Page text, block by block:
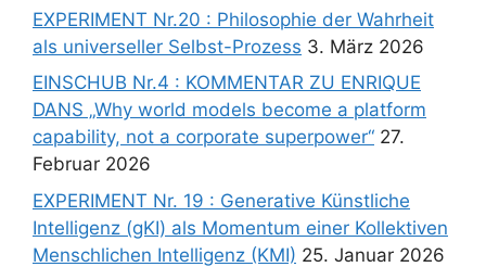
EXPERIMENT Nr.20 : Philosophie der Wahrheit
als universeller Selbst-Prozess 3. März 2026
EINSCHUB Nr.4 : KOMMENTAR ZU ENRIQUE
DANS „Why world models become a platform
capability, not a corporate superpower“ 27.
Februar 2026
EXPERIMENT Nr. 19 : Generative Künstliche
Intelligenz (gKI) als Momentum einer Kollektiven
Menschlichen Intelligenz (KMI) 25. Januar 2026